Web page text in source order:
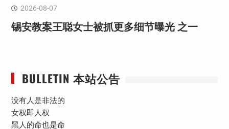
2026-08-07
锡安教案王聪女士被抓更多细节曝光 之一
BULLETIN 本站公告
没有人是非法的
女权即人权
黑人的命也是命